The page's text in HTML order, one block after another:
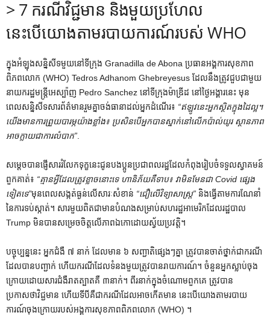
> 7 ករណីវិជ្ជមាន និងមួយប្រហែល
នេះបើយោងតាមរបាយការណ៍របស់ WHO
ក្នុងអំឡុងសន្និសីទមួយនៅទីក្រុង Granadilla de Abona ប្រធានអង្គការសុខភាព
ពិភពលោក (WHO) Tedros Adhanom Ghebreyesus ដែលនឹងត្រូវជួបជាមួយ
នាយករដ្ឋមន្ត្រីអេស្ប៉ាញ Pedro Sanchez នៅទីក្រុងម៉ាឌ្រីដ នៅថ្ងៃអង្គារនេះ មុន
ពេលសន្និសីទសារព័ត៌មានរួមគ្នាចង់ធានាដល់អ្នកដំណើរ៖ “ឥឡូវនេះអ្នកស្ថិតក្នុងដៃល្អ។
យើងមានការព្រួយបារម្ភយ៉ាងខ្លាំង៖ ប្រសិនបើអ្នកបានស្នាក់នៅលើកប៉ាល់យូរ ស្ថានភាព
អាចក្លាយជាការលំបាក”.
សម្តេច​បាន​ផ្ញើ​សារ​រំលែក​ទុក្ខ​នេះ​ជូន​បងប្អូន​ប្រជាពលរដ្ឋ​ដែល​កំពុង​រៀបចំ​ទទួល​ស្វាគមន៍​
ពួកគាត់​៖ “គ្មានអ្វីដែលត្រូវខ្លាចនោះទេ ហានិភ័យគឺទាប៖ វាមិនមែនជា Covid ផ្សេង
ទៀតទេ”មុនពេលសង្កត់ធ្ងន់លើសារៈសំខាន់ “ជឿលើវិទ្យាសាស្ត្រ” និងធ្វើតាមការណែនាំ
នៃការទប់ស្កាត់។ សារមួយពិតជាមានបំណងសម្រាប់សហរដ្ឋអាមេរិកដែលរដ្ឋបាល
Trump មិនបានសម្រេចចិត្តលើភាពឯកោដោយស្វ័យប្រវត្តិ។
បច្ចុប្បន្ននេះ អ្នកជំងឺ ៧ នាក់ ដែលមាន ៦ សញ្ជាតិផ្សេងៗគ្នា ត្រូវបានចាត់ថ្នាក់ជាករណី
ដែលបានបញ្ជាក់ ហើយករណីដែលទំនងមួយត្រូវបានរាយការណ៍។ ចំនួនអ្នកស្លាប់ចុង
ក្រោយដោយសារជំងឺរាតត្បាតគឺ ៣នាក់។ ពីរនាក់ក្នុងចំណោមពួកគេ ត្រូវបាន
ប្រកាសថាវិជ្ជមាន ហើយទីបីគឺជាករណីដែលអាចកើតមាន នេះបើយោងតាមរបាយ
ការណ៍ចុងក្រោយរបស់អង្គការសុខភាពពិភពលោក (WHO) ។